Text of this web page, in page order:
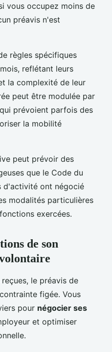
vous occupez moins de
préavis n'est
règles spécifiques
reflétant leurs
la complexité de leur
peut être modulée par
prévoient parfois des
la mobilité
peut prévoir des
que le Code du
d'activité ont négocié
modalités particulières
exercées.
de son
le préavis de
figée. Vous
pour négocier ses
et optimiser